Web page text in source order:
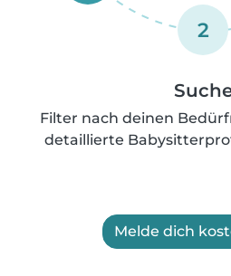
2
Filter nach deinen
detaillierte
Melde dich